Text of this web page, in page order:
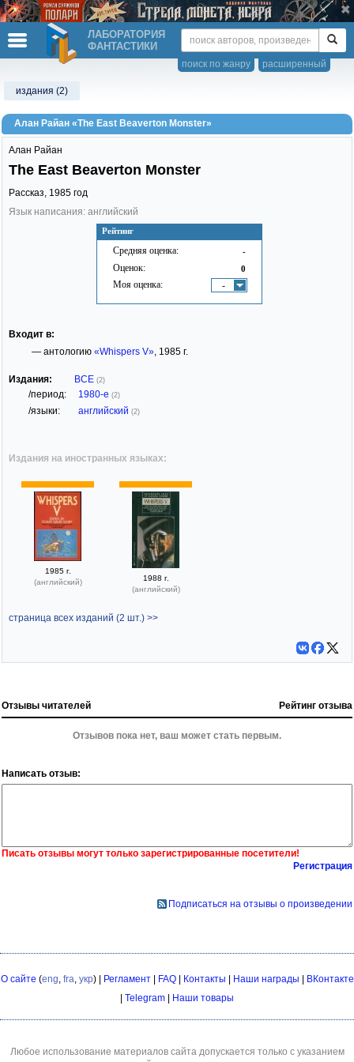
ЛАБОРАТОРИЯ
ФАНТАСТИКИ
расширенный
поиск по жанру
издания (2)
Алан Райан «The East Beaverton Monster»
Рейтинг
Средняя оценка: -
Оценок: 0
Моя оценка: -
Алан Райан
The East Beaverton Monster
Рассказ, 1985 год
Язык написания: английский
Входит в:
— антологию «Whispers V», 1985 г.
Издания: ВСЕ (2)
/период: 1980-е (2)
/языки: английский (2)
Издания на иностранных языках:
1985 г.
(английский)
1988 г.
(английский)
страница всех изданий (2 шт.) >>
Отзывы читателей Рейтинг отзыва
Отзывов пока нет, ваш может стать первым.
Написать отзыв:
Писать отзывы могут только зарегистрированные посетители!
Регистрация
Подписаться на отзывы о произведении
О сайте (eng fra укр) | Регламент| FAQ| Контакты | Наши награды | ВКонтакте
| Telegram | Наши товары
Любое использование материалов сайта допускается только с указанием